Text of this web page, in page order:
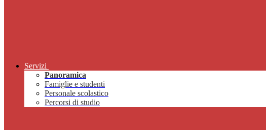
Servizi
Panoramica
Famiglie e studenti
Personale scolastico
Percorsi di studio